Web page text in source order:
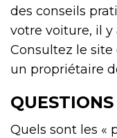
des conseils
votre voiture, il y
Consultez le
un propriétaire
Quels sont les «